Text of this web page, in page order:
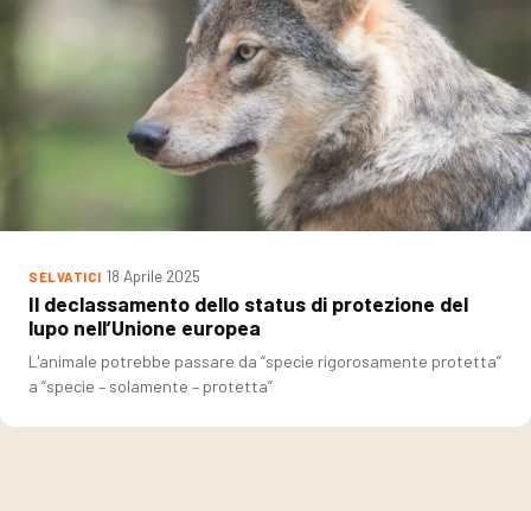
SELVATICI 18 Aprile 2025
Il declassamento dello status di protezione del
lupo nell’Unione europea
L'animale potrebbe passare da “specie rigorosamente protetta”
a “specie – solamente – protetta”